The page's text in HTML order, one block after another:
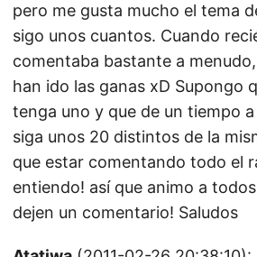
pero me gusta mucho el tema
sigo unos cuantos. Cuando
comentaba bastante a
han ido las ganas xD Supongo
tenga uno y que de un tiempo
siga unos 20 distintos de la
que estar comentando todo el
entiendo! así que animo a
dejen un comentario! Saludos